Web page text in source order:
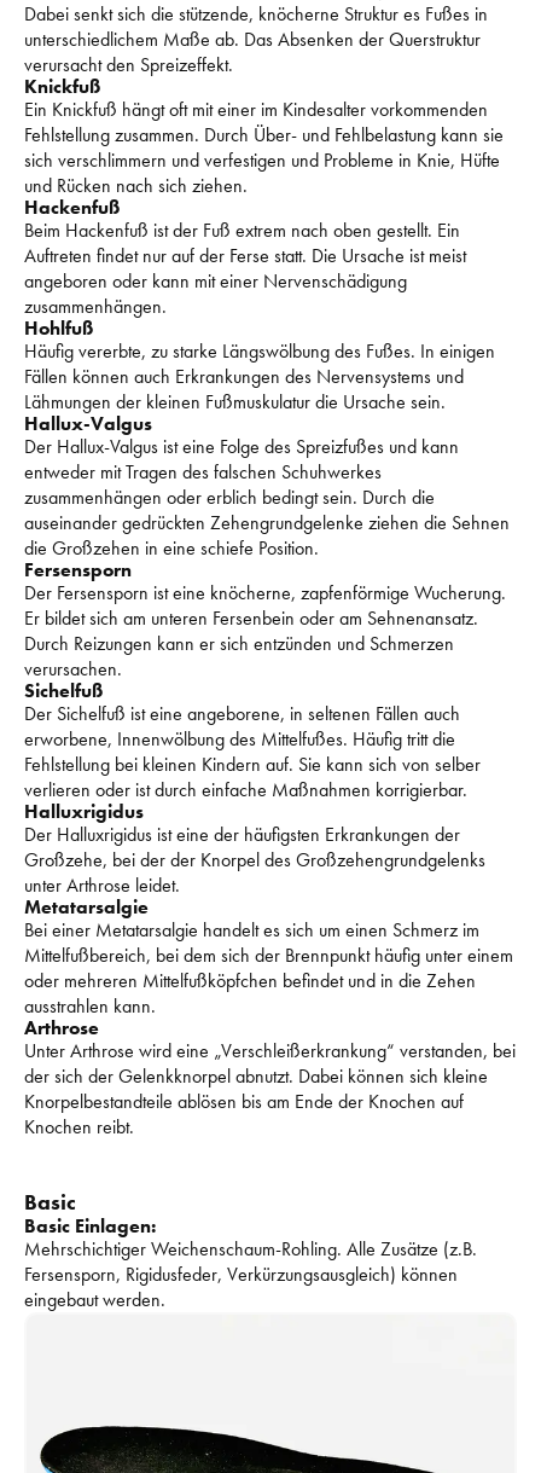
Dabei senkt sich die stützende, knöcherne Struktur es Fußes in
unterschiedlichem Maße ab. Das Absenken der Querstruktur
verursacht den Spreizeffekt.
Knickfuß
Ein Knickfuß hängt oft mit einer im Kindesalter vorkommenden
Fehlstellung zusammen. Durch Über- und Fehlbelastung kann sie
sich verschlimmern und verfestigen und Probleme in Knie, Hüfte
und Rücken nach sich ziehen.
Hackenfuß
Beim Hackenfuß ist der Fuß extrem nach oben gestellt. Ein
Auftreten findet nur auf der Ferse statt. Die Ursache ist meist
angeboren oder kann mit einer Nervenschädigung
zusammenhängen.
Hohlfuß
Häufig vererbte, zu starke Längswölbung des Fußes. In einigen
Fällen können auch Erkrankungen des Nervensystems und
Lähmungen der kleinen Fußmuskulatur die Ursache sein.
Hallux-Valgus
Der Hallux-Valgus ist eine Folge des Spreizfußes und kann
entweder mit Tragen des falschen Schuhwerkes
zusammenhängen oder erblich bedingt sein. Durch die
auseinander gedrückten Zehengrundgelenke ziehen die Sehnen
die Großzehen in eine schiefe Position.
Fersensporn
Durch Reizungen kann er sich entzünden und Schmerzen
verursachen.
Sichelfuß
Der Sichelfuß ist eine angeborene, in seltenen Fällen auch
erworbene, Innenwölbung des Mittelfußes. Häufig tritt die
Fehlstellung bei kleinen Kindern auf. Sie kann sich von selber
verlieren oder ist durch einfache Maßnahmen korrigierbar.
Halluxrigidus
Der Halluxrigidus ist eine der häufigsten Erkrankungen der
Großzehe, bei der der Knorpel des Großzehengrundgelenks
unter Arthrose leidet.
Metatarsalgie
Bei einer Metatarsalgie handelt es sich um einen Schmerz im
Mittelfußbereich, bei dem sich der Brennpunkt häufig unter einem
oder mehreren Mittelfußköpfchen befindet und in die Zehen
ausstrahlen kann.
Arthrose
Unter Arthrose wird eine „Verschleißerkrankung“ verstanden, bei
der sich der Gelenkknorpel abnutzt. Dabei können sich kleine
Knorpelbestandteile ablösen bis am Ende der Knochen auf
Knochen reibt.
Basic
Basic Einlagen:
Mehrschichtiger Weichenschaum-Rohling. Alle Zusätze (z.B.
Fersensporn, Rigidusfeder, Verkürzungsausgleich) können
eingebaut werden.